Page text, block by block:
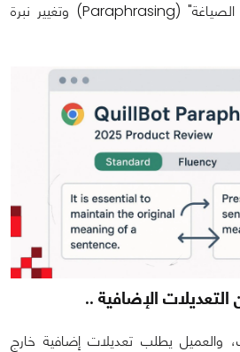
الحقيقية تكمن في "إعادة الصياغة" (Paraphrasing) وتغيير نبرة
الإضافية ..
يطلب تعديلات إضافية خارج